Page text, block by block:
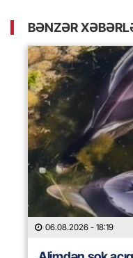
BƏNZƏR
06.08.2026 - 18:19